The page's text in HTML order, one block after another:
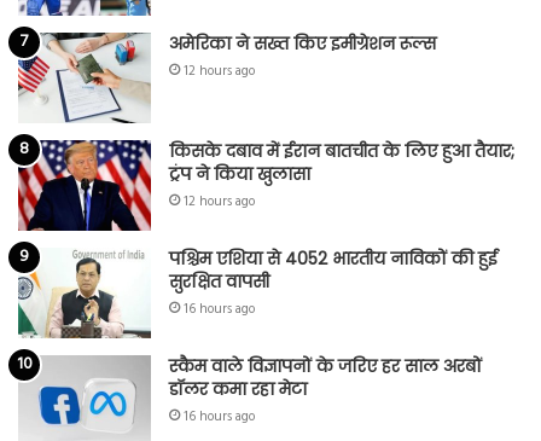
अमेरिका ने सख्त किए इमीग्रेशन रूल्स
12 hours ago
किसके दबाव में ईरान बातचीत के लिए हुआ तैयार;
ट्रंप ने किया खुलासा
12 hours ago
पश्चिम एशिया से 4052 भारतीय नाविकों की हुई
सुरक्षित वापसी
16 hours ago
स्कैम वाले विज्ञापनों के जरिए हर साल अरबों
डॉलर कमा रहा मेटा
16 hours ago